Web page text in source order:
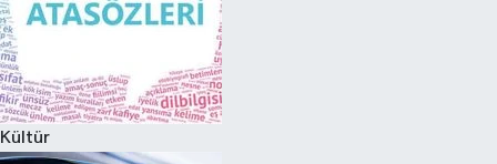
Kültür